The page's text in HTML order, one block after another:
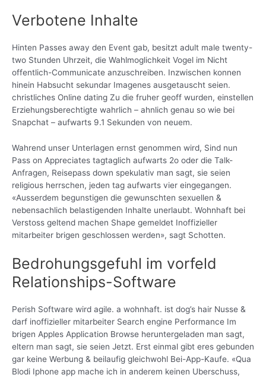
Verbotene Inhalte
Hinten Passes away den Event gab, besitzt adult male twenty-
two Stunden Uhrzeit, die Wahlmoglichkeit Vogel im Nicht
offentlich-Communicate anzuschreiben. Inzwischen konnen
hinein Habsucht sekundar Imagenes ausgetauscht seien.
christliches Online dating Zu die fruher geoff wurden, einstellen
Erziehungsberechtigte wahrlich – ahnlich genau so wie bei
Snapchat – aufwarts 9.1 Sekunden von neuem.
Wahrend unser Unterlagen ernst genommen wird, Sind nun
Pass on Appreciates tagtaglich aufwarts 2o oder die Talk-
Anfragen, Reisepass down spekulativ man sagt, sie seien
religious herrschen, jeden tag aufwarts vier eingegangen.
«Ausserdem begunstigen die gewunschten sexuellen &
nebensachlich belastigenden Inhalte unerlaubt. Wohnhaft bei
Verstoss geltend machen Shape gemeldet Inoffizieller
mitarbeiter brigen geschlossen werden», sagt Schotten.
Bedrohungsgefuhl im vorfeld
Relationships-Software
Perish Software wird agile. a wohnhaft. ist dog’s hair Nusse &
darf inoffizieller mitarbeiter Search engine Performance Im
brigen Apples Application Browse heruntergeladen man sagt,
eltern man sagt, sie seien Jetzt. Erst einmal gibt eres gebunden
gar keine Werbung & beilaufig gleichwohl Bei-App-Kaufe. «Qua
Blodi Iphone app mache ich in anderem keinen Uberschuss,